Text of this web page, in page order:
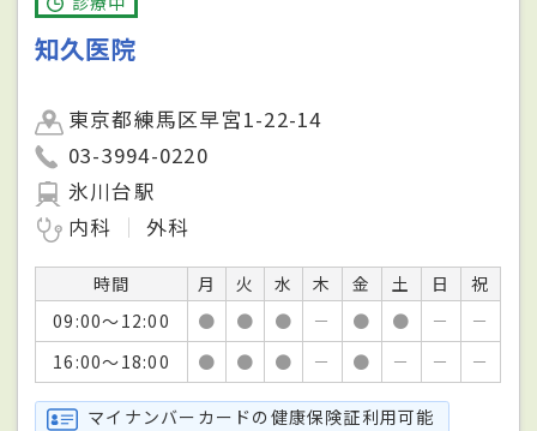
知久医院
東京都練馬区早宮1-22-14
03-3994-0220
氷川台駅
内科
外科
時間 月 火 水 木 金 土 日
祝
09:00～12:00
● ● ● － ● ● －
－
16:00～18:00
● ● ● － ● － － －
マイナンバーカードの健康保険証利用可能